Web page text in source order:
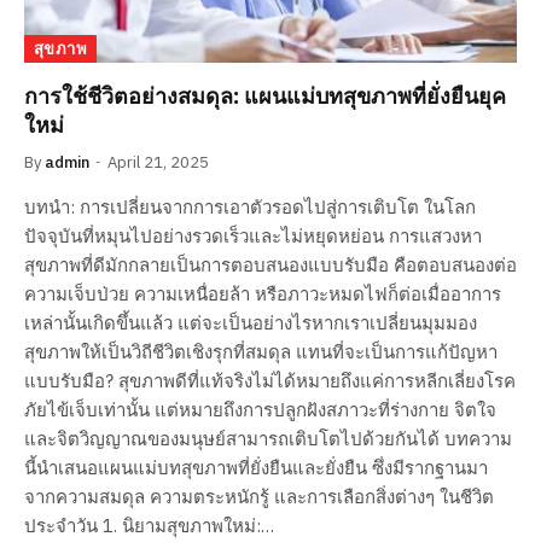
สุขภาพ
การใช้ชีวิตอย่างสมดุล: แผนแม่บทสุขภาพที่ยั่งยืนยุค
ใหม่
By admin April 21, 2025
บทนำ: การเปลี่ยนจากการเอาตัวรอดไปสู่การเติบโต ในโลก
ปัจจุบันที่หมุนไปอย่างรวดเร็วและไม่หยุดหย่อน การแสวงหา
สุขภาพที่ดีมักกลายเป็นการตอบสนองแบบรับมือ คือตอบสนองต่อ
ความเจ็บป่วย ความเหนื่อยล้า หรือภาวะหมดไฟก็ต่อเมื่ออาการ
เหล่านั้นเกิดขึ้นแล้ว แต่จะเป็นอย่างไรหากเราเปลี่ยนมุมมอง
สุขภาพให้เป็นวิถีชีวิตเชิงรุกที่สมดุล แทนที่จะเป็นการแก้ปัญหา
แบบรับมือ? สุขภาพดีที่แท้จริงไม่ได้หมายถึงแค่การหลีกเลี่ยงโรค
ภัยไข้เจ็บเท่านั้น แต่หมายถึงการปลูกฝังสภาวะที่ร่างกาย จิตใจ
และจิตวิญญาณของมนุษย์สามารถเติบโตไปด้วยกันได้ บทความ
นี้นำเสนอแผนแม่บทสุขภาพที่ยั่งยืนและยั่งยืน ซึ่งมีรากฐานมา
จากความสมดุล ความตระหนักรู้ และการเลือกสิ่งต่างๆ ในชีวิต
ประจำวัน 1. นิยามสุขภาพใหม่:…